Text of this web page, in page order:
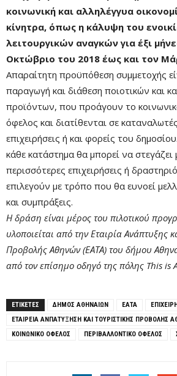
κοινωνική και αλληλέγγυα
κίνητρα, όπως η κάλυψη του
λειτουργικών αναγκών για έξι
Οκτώβριο του 2018 έως και τον
Απαραίτητη προϋπόθεση συμμετοχής
παραγωγή και διάθεση ποιοτικών και
προϊόντων, που προάγουν το
όφελος και διατίθενται σε
επιχειρήσεις ή και φορείς του
κάθε κατάστημα θα μπορεί να στεγάζει
περισσότερες επιχειρήσεις ή
επιλεγούν με τρόπο που θα ευνοεί
και συμπράξεις.
Η δράση είναι μέρος του πιλοτικού
υλοποιείται από την Εταιρία Ανάπτυξης
Προβολής Αθηνών (ΕΑΤΑ) του δήμου
από τον επίσημο οδηγό της πόλης This is
ΕΤΙΚΕΤΕΣ ΔΗΜΟΣ ΑΘΗΝΑΙΩΝ ΕΑΤΑ
ΕΤΑΙΡΕΙΑ ΑΝΠΑΤΥΞΗΣΗ ΚΑΙ ΤΟΥΡΙΣΤΙΚΗΣ ΠΡΟΒΟΛΗΣ
ΚΟΙΝΩΝΙΚΟ ΟΦΕΛΟΣ
ΠΕΡΙΒΑΛΛΟΝΤΙΚΟ ΟΦΕΛΟΣ